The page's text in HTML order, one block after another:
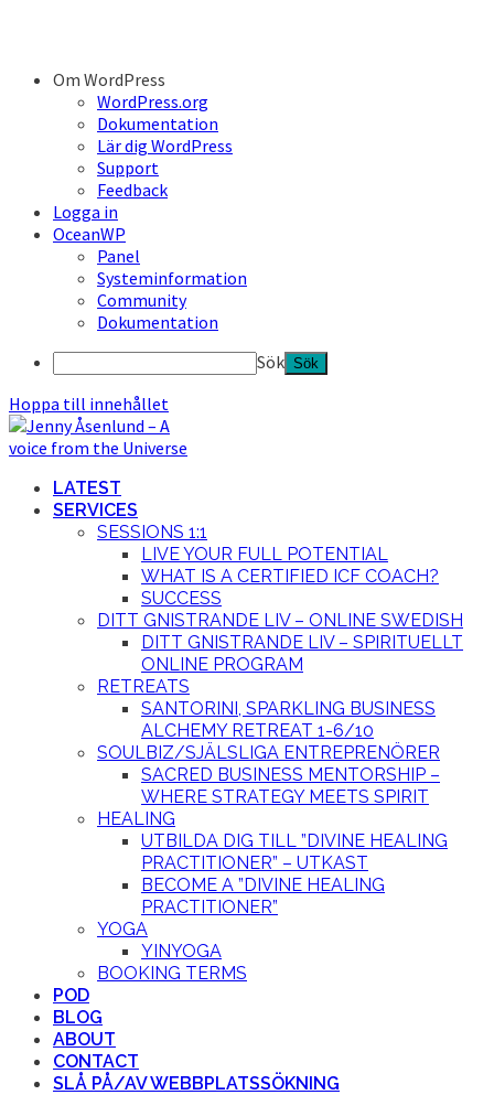
Om WordPress
WordPress.org
Dokumentation
Lär dig WordPress
Support
Feedback
Logga in
OceanWP
Panel
Systeminformation
Community
Dokumentation
Sök
Hoppa till innehållet
LATEST
SERVICES
SESSIONS 1:1
LIVE YOUR FULL POTENTIAL
WHAT IS A CERTIFIED ICF COACH?
SUCCESS
DITT GNISTRANDE LIV – ONLINE SWEDISH
DITT GNISTRANDE LIV – SPIRITUELLT
ONLINE PROGRAM
RETREATS
SANTORINI, SPARKLING BUSINESS
ALCHEMY RETREAT 1-6/10
SOULBIZ/SJÄLSLIGA ENTREPRENÖRER
SACRED BUSINESS MENTORSHIP –
WHERE STRATEGY MEETS SPIRIT
HEALING
UTBILDA DIG TILL ”DIVINE HEALING
PRACTITIONER” – UTKAST
BECOME A ”DIVINE HEALING
PRACTITIONER”
YOGA
YINYOGA
BOOKING TERMS
POD
BLOG
ABOUT
CONTACT
SLÅ PÅ/AV WEBBPLATSSÖKNING